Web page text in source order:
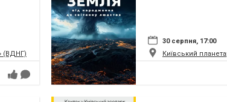
(ВДНГ)
30 серпня, 17:00
Київський